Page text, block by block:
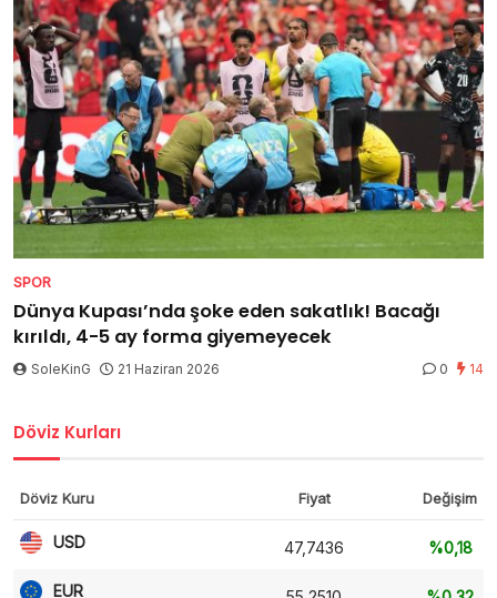
SPOR
Dünya Kupası’nda şoke eden sakatlık! Bacağı
kırıldı, 4-5 ay forma giyemeyecek
SoleKinG 21 Haziran 2026 0 14
Döviz Kurları
Döviz Kuru Fiyat Değişim
USD 47,7436 %0,18
EUR